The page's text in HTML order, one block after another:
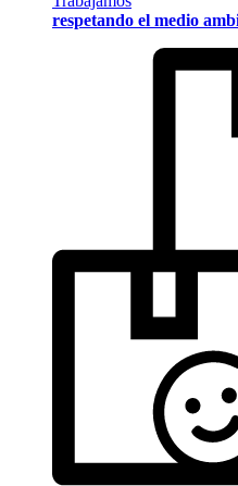
respetando el medio